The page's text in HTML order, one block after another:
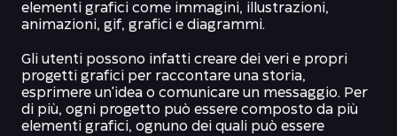
elementi grafici come immagini, illustrazioni,
animazioni, gif, grafici e diagrammi.
Gli utenti possono infatti creare dei veri e propri
progetti grafici per raccontare una storia,
esprimere un'idea o comunicare un messaggio. Per
di più, ogni progetto può essere composto da più
elementi grafici, ognuno dei quali può essere